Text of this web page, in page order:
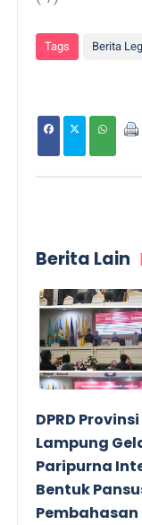
Tags Berita
Berita Lain
DPRD Provinsi
Lampung
Paripurna
Bentuk
Pembahasan